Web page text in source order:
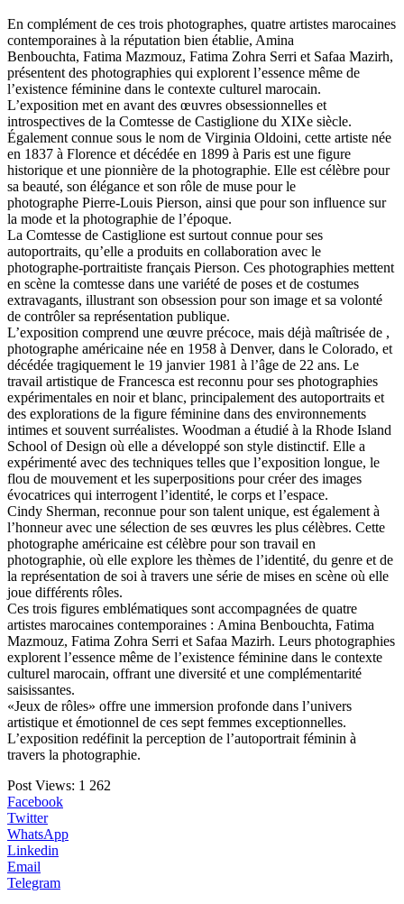
En complément de ces trois photographes, quatre artistes marocaines
contemporaines à la réputation bien établie, Amina
Benbouchta, Fatima Mazmouz, Fatima Zohra Serri et Safaa Mazirh,
présentent des photographies qui explorent l’essence même de
l’existence féminine dans le contexte culturel marocain.
L’exposition met en avant des œuvres obsessionnelles et
introspectives de la Comtesse de Castiglione du XIXe siècle.
Également connue sous le nom de Virginia Oldoini, cette artiste née
en 1837 à Florence et décédée en 1899 à Paris est une figure
historique et une pionnière de la photographie. Elle est célèbre pour
sa beauté, son élégance et son rôle de muse pour le
photographe Pierre-Louis Pierson, ainsi que pour son influence sur
la mode et la photographie de l’époque.
La Comtesse de Castiglione est surtout connue pour ses
autoportraits, qu’elle a produits en collaboration avec le
photographe-portraitiste français Pierson. Ces photographies mettent
en scène la comtesse dans une variété de poses et de costumes
extravagants, illustrant son obsession pour son image et sa volonté
de contrôler sa représentation publique.
L’exposition comprend une œuvre précoce, mais déjà maîtrisée de ,
photographe américaine née en 1958 à Denver, dans le Colorado, et
décédée tragiquement le 19 janvier 1981 à l’âge de 22 ans. Le
travail artistique de Francesca est reconnu pour ses photographies
expérimentales en noir et blanc, principalement des autoportraits et
des explorations de la figure féminine dans des environnements
intimes et souvent surréalistes. Woodman a étudié à la Rhode Island
School of Design où elle a développé son style distinctif. Elle a
expérimenté avec des techniques telles que l’exposition longue, le
flou de mouvement et les superpositions pour créer des images
évocatrices qui interrogent l’identité, le corps et l’espace.
Cindy Sherman, reconnue pour son talent unique, est également à
l’honneur avec une sélection de ses œuvres les plus célèbres. Cette
photographe américaine est célèbre pour son travail en
photographie, où elle explore les thèmes de l’identité, du genre et de
la représentation de soi à travers une série de mises en scène où elle
joue différents rôles.
Ces trois figures emblématiques sont accompagnées de quatre
artistes marocaines contemporaines : Amina Benbouchta, Fatima
Mazmouz, Fatima Zohra Serri et Safaa Mazirh. Leurs photographies
explorent l’essence même de l’existence féminine dans le contexte
culturel marocain, offrant une diversité et une complémentarité
saisissantes.
«Jeux de rôles» offre une immersion profonde dans l’univers
artistique et émotionnel de ces sept femmes exceptionnelles.
L’exposition redéfinit la perception de l’autoportrait féminin à
travers la photographie.
Post Views: 1 262
Facebook
Twitter
WhatsApp
Linkedin
Email
Telegram